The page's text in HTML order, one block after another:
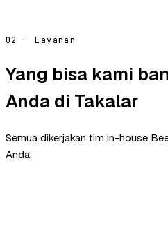
02 — Layanan
Yang bisa kami
Anda di Takalar
Semua dikerjakan tim in-house
Anda.